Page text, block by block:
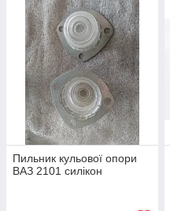
Пильник кульової опори
ВАЗ 2101 силікон